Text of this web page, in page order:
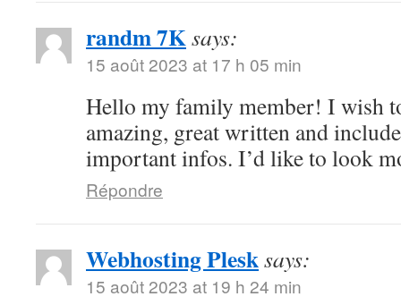
randm 7Ksays:
15 août 2023 at 17 h 05 min
Hello my family member! I wish
amazing, great written and
important infos. I’d like to look
Répondre
Webhosting Plesksays:
15 août 2023 at 19 h 24 min